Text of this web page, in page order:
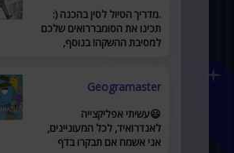
.מדריך הטיול לסין בהכנה (:
תכינו את הסומבררואים שלכם
למסיבת ההשקה! בנוסף,
Geogramaster
😃עשיתי אפליקצייה
לאנדרואיד, לכל המעוניינים,
אני אשמח אם תבקרו בדף